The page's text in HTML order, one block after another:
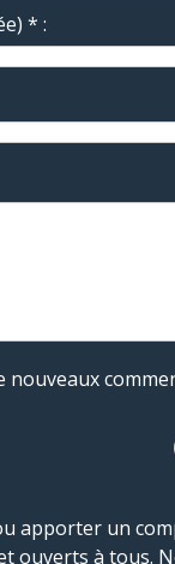
* :
apporter un
ouverts à tous.